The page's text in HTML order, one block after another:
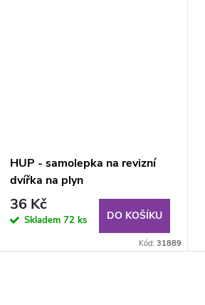
HUP - samolepka na revizní
dvířka na plyn
36 Kč
Skladem 72 ks DO KOŠÍKU
Kód: 31889